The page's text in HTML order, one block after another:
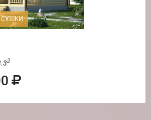
СУШКИ
2